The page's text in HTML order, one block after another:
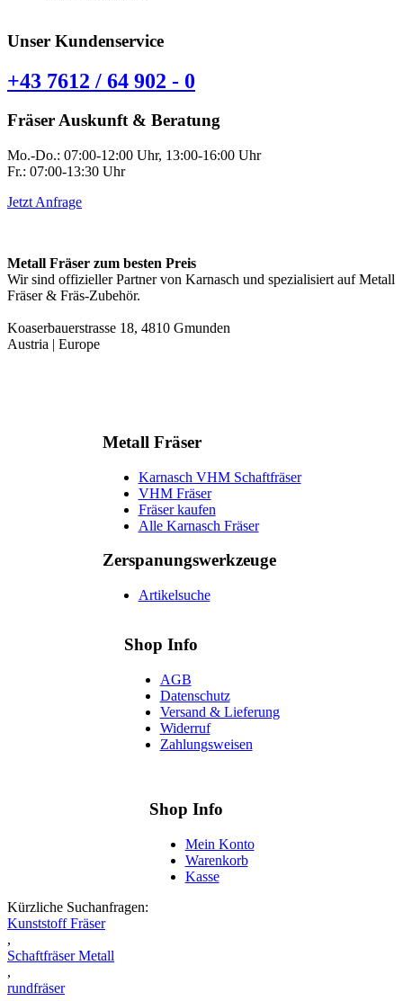
Unser Kundenservice
+43 7612 / 64 902 - 0
Fräser Auskunft & Beratung
Mo.-Do.: 07:00-12:00 Uhr, 13:00-16:00 Uhr
Fr.: 07:00-13:30 Uhr
Jetzt Anfrage
Metall Fräser zum besten Preis
Wir sind offizieller Partner von Karnasch und spezialisiert auf Metall
Fräser & Fräs-Zubehör.
Koaserbauerstrasse 18, 4810 Gmunden
Austria | Europe
Metall Fräser
Karnasch VHM Schaftfräser
VHM Fräser
Fräser kaufen
Alle Karnasch Fräser
Zerspanungs­werkzeuge
Artikelsuche
Shop Info
AGB
Datenschutz
Versand & Lieferung
Widerruf
Zahlungsweisen
Shop Info
Mein Konto
Warenkorb
Kasse
Kürzliche Suchanfragen:
Kunststoff Fräser
,
Schaftfräser Metall
,
rundfräser